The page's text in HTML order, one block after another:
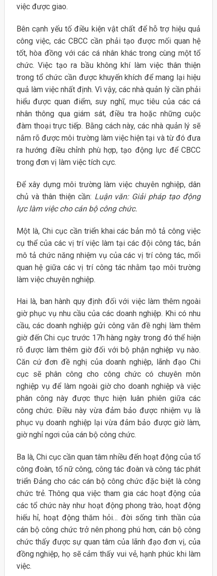
việc được giao.
Bên cạnh yếu tố điều kiện vật chất để hỗ trợ hiệu quả
công việc, các CBCC cần phải tạo được mối quan hệ
tốt, hòa đồng với các cá nhân khác trong cùng một tổ
chức. Việc tạo ra bầu không khí làm việc thân thiện
trong tổ chức cần được khuyến khích để mang lại hiệu
quả làm việc nhất định. Vì vậy, các nhà quản lý cần phải
hiểu được quan điểm, suy nghĩ, mục tiêu của các cá
nhân thông qua giám sát, điều tra hoặc những cuộc
đàm thoại trực tiếp. Bằng cách này, các nhà quản lý sẽ
nắm rõ được môi trường làm việc hiện tại và từ đó đưa
ra hướng điều chỉnh phù hợp, tạo động lực để CBCC
trong đơn vị làm việc tích cực.
Để xây dựng môi trường làm việc chuyên nghiệp, dân
chủ và thân thiện cần: Luận văn: Giải pháp tạo động
lực làm việc cho cán bộ công chức.
Một là, Chi cục cần triển khai các bản mô tả công việc
cụ thể của các vị trí việc làm tại các đội công tác, bản
mô tả chức năng nhiệm vụ của các vị trí công tác, mối
quan hệ giữa các vị trí công tác nhằm tạo môi trường
làm việc chuyên nghiệp.
Hai là, ban hành quy định đối với việc làm thêm ngoài
giờ phục vụ nhu cầu của các doanh nghiệp. Khi có nhu
cầu, các doanh nghiệp gửi công văn đề nghị làm thêm
giờ đến Chi cục trước 17h hàng ngày trong đó thể hiện
rõ được làm thêm giờ đối với bộ phận nghiệp vụ nào.
Căn cứ đơn đề nghị của doanh nghiệp, lãnh đạo Chi
cục sẽ phân công cho công chức có chuyên môn
nghiệp vụ để làm ngoài giờ cho doanh nghiệp và việc
phân công này được thực hiện luân phiên giữa các
công chức. Điều này vừa đảm bảo được nhiệm vụ là
phục vụ doanh nghiệp lại vừa đảm bảo được giờ làm,
giờ nghỉ ngơi của cán bộ công chức.
Ba là, Chi cục cần quan tâm nhiều đến hoạt động của tổ
công đoàn, tổ nữ công, công tác đoàn và công tác phát
triển Đảng cho các cán bộ công chức đặc biệt là công
chức trẻ. Thông qua việc tham gia các hoạt động của
các tổ chức này như hoạt động phong trào, hoạt động
hiếu hỉ, hoạt động thăm hỏi… đời sống tinh thần của
cán bộ công chức trở nên phong phú hơn, cán bộ công
chức thấy được sự quan tâm của lãnh đạo đơn vị, của
đồng nghiệp, họ sẽ cảm thấy vui vẻ, hạnh phúc khi làm
việc.